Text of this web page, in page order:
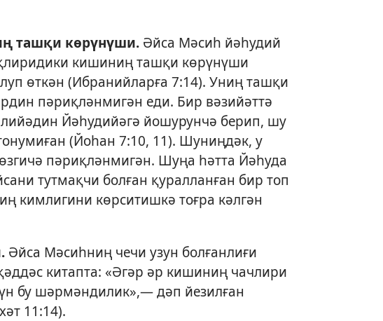
ташқи көрүнүши.Әйса Мәсиһ йәһудий
кишиниң ташқи көрүнүши
өткән (Ибранийларға 7:14). Униң ташқи
пәриқләнмигән еди. Бир вәзийәттә
Йәһудийәгә йошурунчә берип, шу
(Йоһан 7:10, 11). Шуниңдәк, у
пәриқләнмигән. Шуңа һәтта Йәһуда
тутмақчи болған қуралланған бир топ
кимлигини көрситишкә тоғра кәлгән
Әйса Мәсиһниң чечи узун болғанлиғи
китапта: «Әгәр әр кишиниң чачлири
бу шәрмәндилик»,— дәп йезилған
11:14).